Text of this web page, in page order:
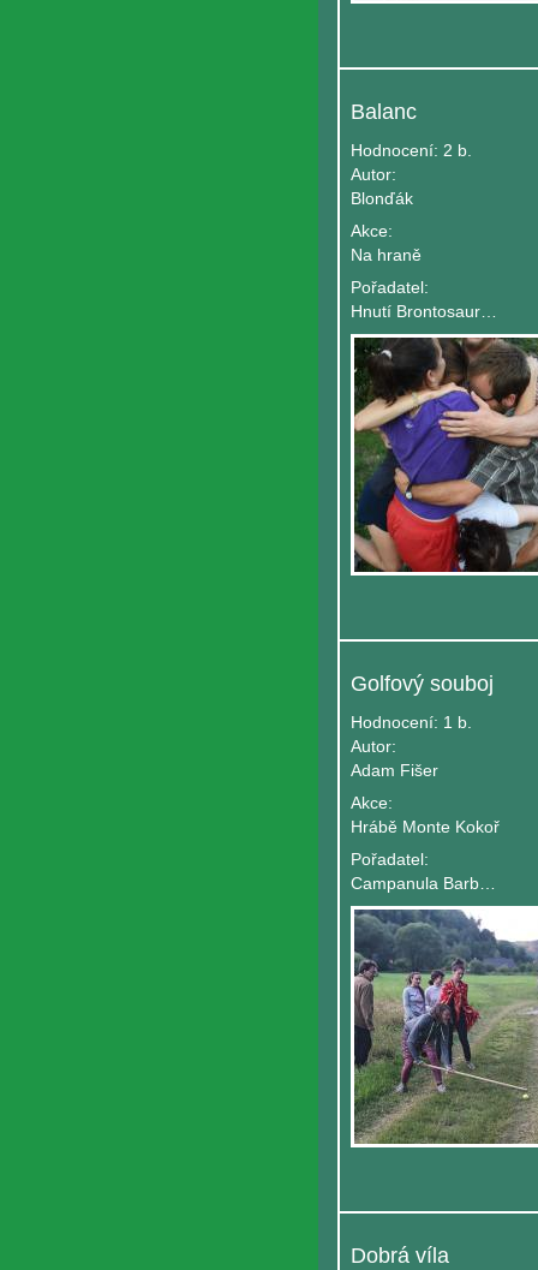
Balanc
Hodnocení: 2 b.
Autor:
Blonďák
Akce:
Na hraně
Pořadatel:
Hnutí Brontosaurus Podluží
Golfový souboj
Hodnocení: 1 b.
Autor:
Adam Fišer
Akce:
Hrábě Monte Kokoř
Pořadatel:
Campanula Barbata
Dobrá víla